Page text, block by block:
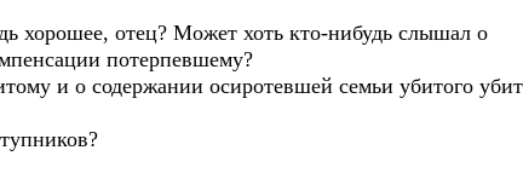
хорошее, отец? Может хоть кто-нибудь слышал о
потерпевшему?
и о содержании осиротевшей семьи убитого